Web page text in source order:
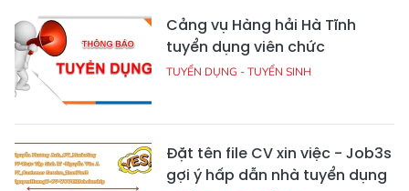
Cảng vụ Hàng hải Hà Tĩnh
tuyển dụng viên chức
TUYỂN DỤNG - TUYỂN SINH
Đặt tên file CV xin việc - Job3s
gợi ý hấp dẫn nhà tuyển dụng